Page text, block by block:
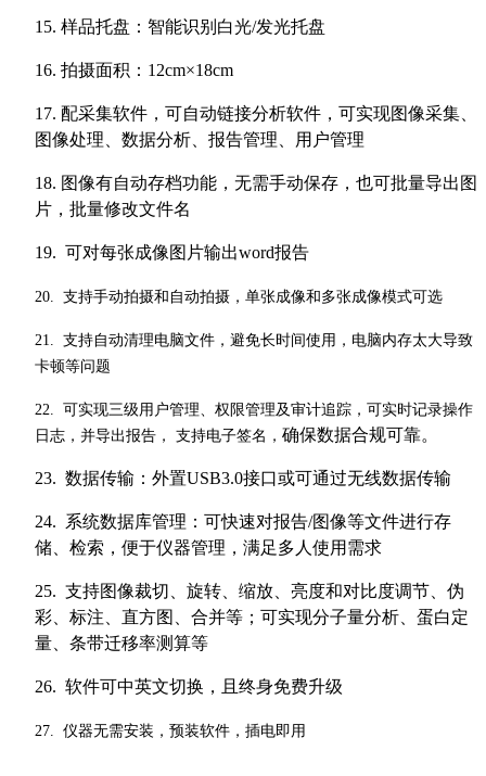
15. 样品托盘：智能识别白光/发光托盘
16. 拍摄面积：12cm×18cm
17. 配采集软件，可自动链接分析软件，可实现图像采集、
图像处理、数据分析、报告管理、用户管理
18. 图像有自动存档功能，无需手动保存，也可批量导出图
片，批量修改文件名
19. 可对每张成像图片输出word报告
20. 支持手动拍摄和自动拍摄，单张成像和多张成像模式可选
21.
支持自动清理电脑文件，避免长时间使用，电脑内存太大导致
卡顿等问题
22.
可实现三级用户管理、权限管理及审计追踪，可实时记录操作
日志，并导出报告， 支持电子签名， 确保数据合规可靠。
23. 数据传输：外置USB3.0接口或可通过无线数据传输
24. 系统数据库管理：可快速对报告/图像等文件进行存
储、检索，便于仪器管理，满足多人使用需求
25. 支持图像裁切、旋转、缩放、亮度和对比度调节、伪
彩、标注、直方图、合并等；可实现分子量分析、蛋白定
量、条带迁移率测算等
26. 软件可中英文切换，且终身免费升级
27. 仪器无需安装，预装软件，插电即用